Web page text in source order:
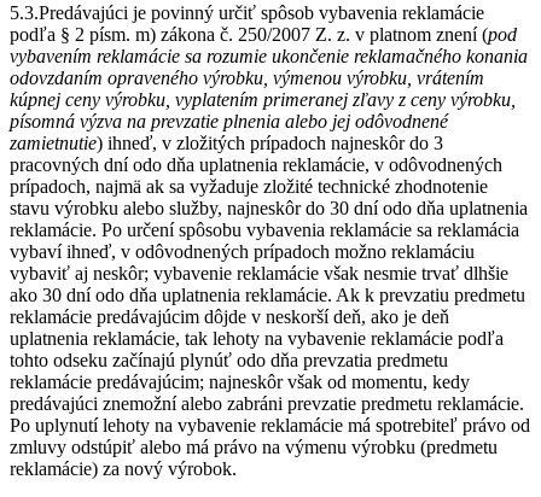
5.3.Predávajúci je povinný určiť spôsob vybavenia reklamácie
podľa § 2 písm. m) zákona č. 250/2007 Z. z. v platnom znení (pod
vybavením reklamácie sa rozumie ukončenie reklamačného konania
odovzdaním opraveného výrobku, výmenou výrobku, vrátením
kúpnej ceny výrobku, vyplatením primeranej zľavy z ceny výrobku,
písomná výzva na prevzatie plnenia alebo jej odôvodnené
zamietnutie) ihneď, v zložitých prípadoch najneskôr do 3
pracovných dní odo dňa uplatnenia reklamácie, v odôvodnených
prípadoch, najmä ak sa vyžaduje zložité technické zhodnotenie
stavu výrobku alebo služby, najneskôr do 30 dní odo dňa uplatnenia
reklamácie. Po určení spôsobu vybavenia reklamácie sa reklamácia
vybaví ihneď, v odôvodnených prípadoch možno reklamáciu
vybaviť aj neskôr; vybavenie reklamácie však nesmie trvať dlhšie
ako 30 dní odo dňa uplatnenia reklamácie. Ak k prevzatiu predmetu
reklamácie predávajúcim dôjde v neskorší deň, ako je deň
uplatnenia reklamácie, tak lehoty na vybavenie reklamácie podľa
tohto odseku začínajú plynúť odo dňa prevzatia predmetu
reklamácie predávajúcim; najneskôr však od momentu, kedy
predávajúci znemožní alebo zabráni prevzatie predmetu reklamácie.
Po uplynutí lehoty na vybavenie reklamácie má spotrebiteľ právo od
zmluvy odstúpiť alebo má právo na výmenu výrobku (predmetu
reklamácie) za nový výrobok.